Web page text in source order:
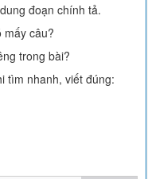
đoạn chính tả.
mấy câu?
trong bài?
tìm nhanh, viết đúng: